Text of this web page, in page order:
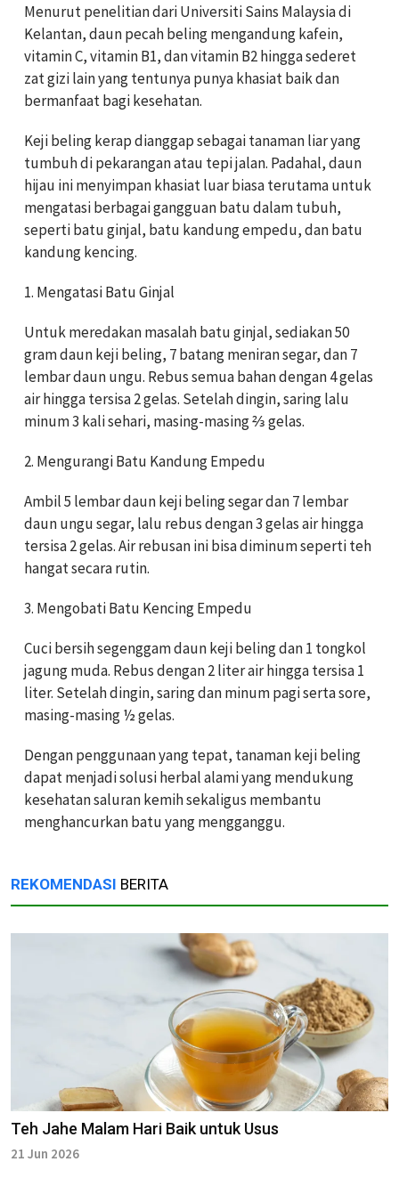
Menurut penelitian dari Universiti Sains Malaysia di
Kelantan, daun pecah beling mengandung kafein,
vitamin C, vitamin B1, dan vitamin B2 hingga sederet
zat gizi lain yang tentunya punya khasiat baik dan
bermanfaat bagi kesehatan.
Keji beling kerap dianggap sebagai tanaman liar yang
tumbuh di pekarangan atau tepi jalan. Padahal, daun
hijau ini menyimpan khasiat luar biasa terutama untuk
mengatasi berbagai gangguan batu dalam tubuh,
seperti batu ginjal, batu kandung empedu, dan batu
kandung kencing.
1. Mengatasi Batu Ginjal
Untuk meredakan masalah batu ginjal, sediakan 50
gram daun keji beling, 7 batang meniran segar, dan 7
lembar daun ungu. Rebus semua bahan dengan 4 gelas
air hingga tersisa 2 gelas. Setelah dingin, saring lalu
minum 3 kali sehari, masing-masing ⅔ gelas.
2. Mengurangi Batu Kandung Empedu
Ambil 5 lembar daun keji beling segar dan 7 lembar
daun ungu segar, lalu rebus dengan 3 gelas air hingga
tersisa 2 gelas. Air rebusan ini bisa diminum seperti teh
hangat secara rutin.
3. Mengobati Batu Kencing Empedu
Cuci bersih segenggam daun keji beling dan 1 tongkol
jagung muda. Rebus dengan 2 liter air hingga tersisa 1
liter. Setelah dingin, saring dan minum pagi serta sore,
masing-masing ½ gelas.
Dengan penggunaan yang tepat, tanaman keji beling
dapat menjadi solusi herbal alami yang mendukung
kesehatan saluran kemih sekaligus membantu
menghancurkan batu yang mengganggu.
REKOMENDASI BERITA
Teh Jahe Malam Hari Baik untuk Usus
21 Jun 2026